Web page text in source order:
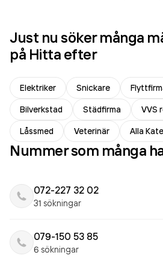
Just nu söker många
på Hitta efter
Elektriker Snickare
Bilverkstad
Städfirma
VVS
Låssmed
Veterinär Alla
Nummer som många
072-227 32 02
31 sökningar
079-150 53 85
6 sökningar